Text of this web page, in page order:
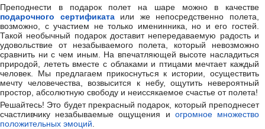
Преподнести в подарок полет на шаре можно в качестве
подарочного сертификатаили же непосредственно полета,
возможно, с участием не только именинника, но и его гостей.
Такой необычный подарок доставит непередаваемую радость и
удовольствие от незабываемого полета, который невозможно
сравнить ни с чем иным. На впечатляющей высоте насладиться
природой, лететь вместе с облаками и птицами мечтает каждый
человек. Мы предлагаем прикоснуться к истории, осуществить
мечту человечества, возвысится к небу, ощутить невероятный
простор, абсолютную свободу и неиссякаемое счастье от полета!
Решайтесь! Это будет прекрасный подарок, который преподнесет
счастливчику незабываемые ощущения и огромное множество
положительных эмоций